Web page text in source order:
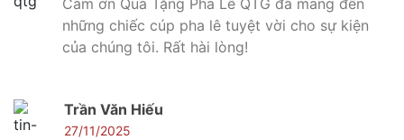
Cảm ơn Quà Tặng Pha Lê QTG đã mang đến
những chiếc cúp pha lê tuyệt vời cho sự kiện
của chúng tôi. Rất hài lòng!
Trần Văn Hiếu
27/11/2025